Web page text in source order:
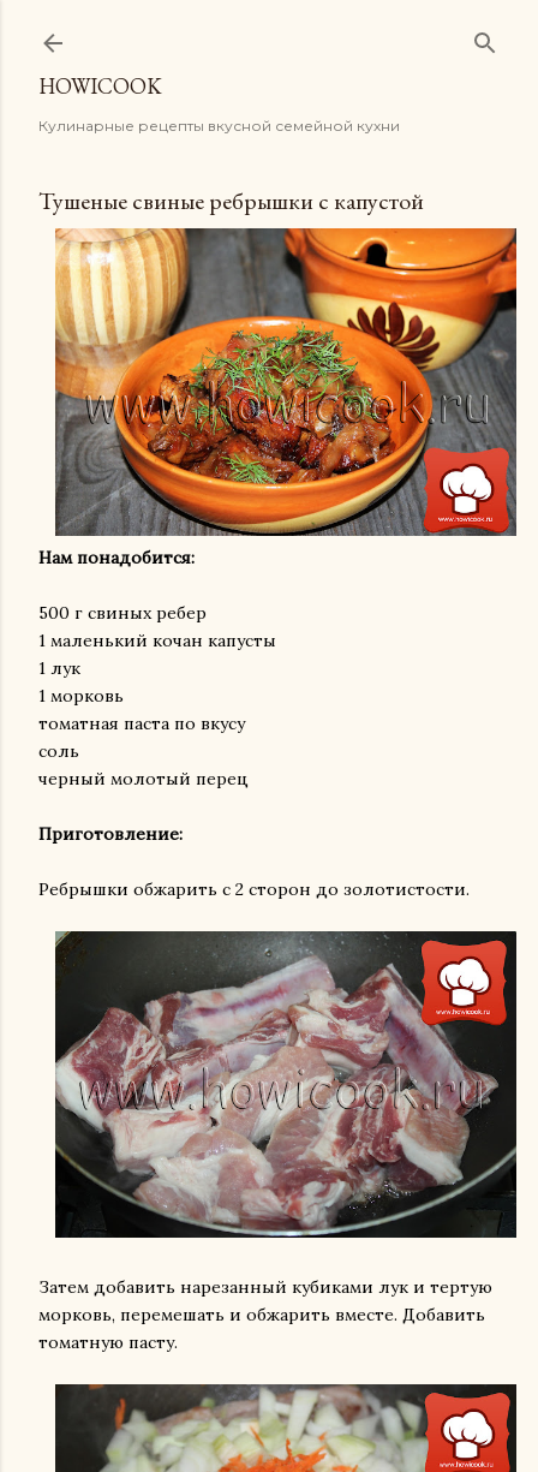
HOWICOOK
Кулинарные рецепты вкусной семейной кухни
Тушеные свиные ребрышки с капустой
Нам понадобится:
500 г свиных ребер
1 маленький кочан капусты
1 лук
1 морковь
томатная паста по вкусу
соль
черный молотый перец
Приготовление:
Ребрышки обжарить с 2 сторон до золотистости.
Затем добавить нарезанный кубиками лук и тертую
морковь, перемешать и обжарить вместе. Добавить
томатную пасту.